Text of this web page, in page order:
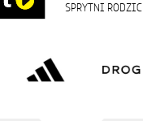
SPRYTNI